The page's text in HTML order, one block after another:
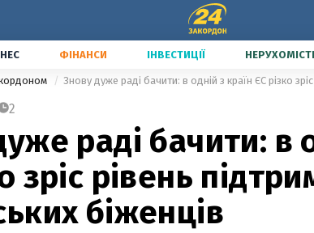
ФІНАНСИ ІНВЕСТИЦІЇ
Знову дуже раді бачити: в одній з країн ЄС різко
2
раді бачити: в
зріс рівень
біженців